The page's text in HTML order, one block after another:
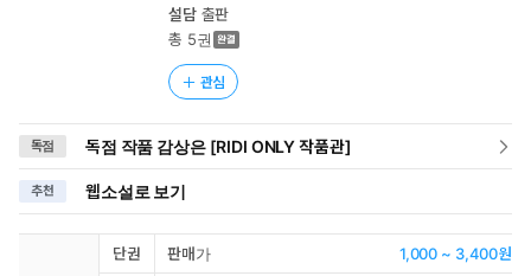
설담출판
총 5권
관심
독점 독점 작품 감상은 [RIDI ONLY 작품관]
추천 웹소설로 보기
단권 판매가 1,000 ~ 3,400원